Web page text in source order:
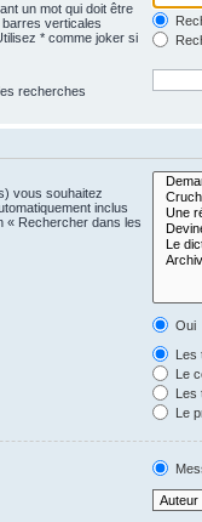
un mot qui doit être
verticales
* comme joker si
recherches
vous souhaitez
inclus
« Rechercher dans les
Oui
Les
Le
Les
Le